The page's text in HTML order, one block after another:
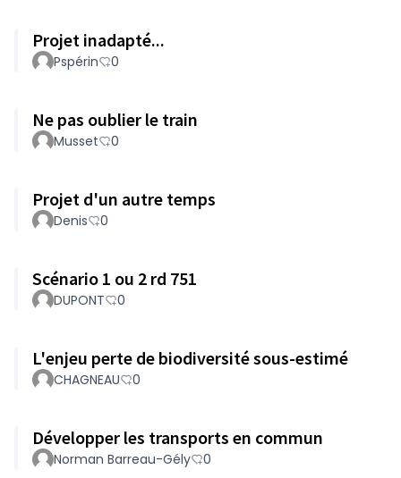
Projet inadapté...
Pspérin 0
Ne pas oublier le train
Musset 0
Projet d'un autre temps
Denis 0
Scénario 1 ou 2 rd 751
DUPONT 0
L'enjeu perte de biodiversité sous-estimé
CHAGNEAU 0
Développer les transports en commun
Norman Barreau-Gély 0